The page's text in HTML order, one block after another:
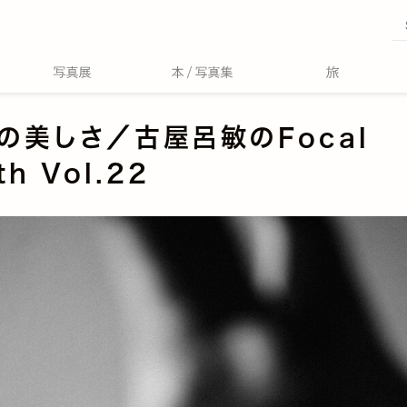
美しさ／古屋呂敏のFocal
Vol.22